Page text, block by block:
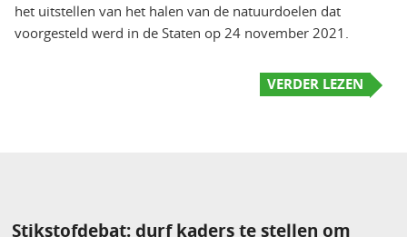
het uitstellen van het halen van de natuurdoelen dat
voorgesteld werd in de Staten op 24 november 2021.
VERDER LEZEN
Stikstofdebat: durf kaders te stellen om